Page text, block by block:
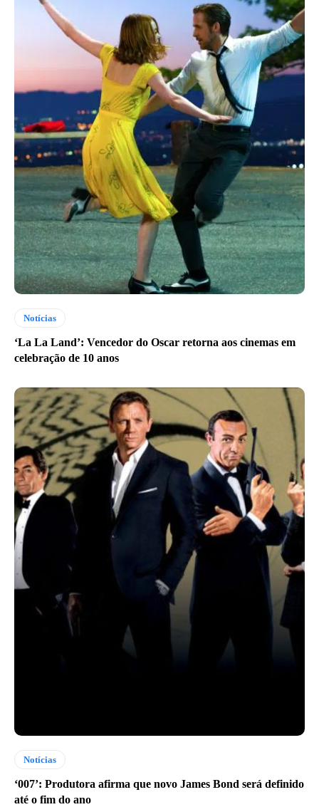
Notícias
‘La La Land’: Vencedor do Oscar retorna aos cinemas em
celebração de 10 anos
Notícias
‘007’: Produtora afirma que novo James Bond será definido
até o fim do ano